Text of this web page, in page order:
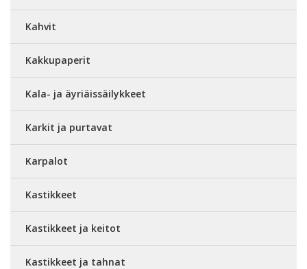
Kahvit
Kakkupaperit
Kala- ja äyriäissäilykkeet
Karkit ja purtavat
Karpalot
Kastikkeet
Kastikkeet ja keitot
Kastikkeet ja tahnat